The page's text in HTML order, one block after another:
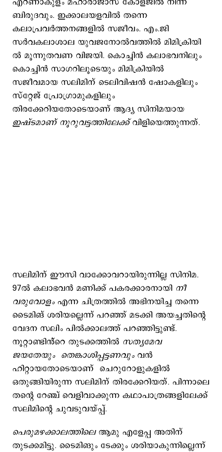
ബിരുദവും. ഇക്കാലയളവിൽ തന്നെ
കലാപ്രവർത്തനങ്ങളിൽ സജീവം. എം.ജി
സർവകലാശാല യുവജനോൽവത്തിൽ മി​​മിക്രി​​യി​​
ൽ മൂന്നുതവണ വിജയി. കൊച്ചിൻ കലാഭവനിലും
കൊച്ചിൻ സാഗറിലൂടെയും മിമിക്രിയിൽ
സജീവമായ സലിമിന് ടെലിവിഷൻ ഷോകളിലും
സ്റ്റേജ് പ്രോഗ്രാമുകളിലും
തിരക്കേറിയതോടെയാണ് ആദ്യ സിനിമയായ
ഇഷ്ടമാണ് നൂറുവട്ടത്തിലേക്ക്വിളിയെത്തുന്നത്.
സലിമിന് ഈസി വാക്കോവറായിരുന്നില്ല സിനിമ.
97ൽ കലാഭവൻ മണിക്ക് പകരക്കാരനായി നീ
വരുവോളംഎന്ന ചിത്രത്തിൽ അഭിനയിച്ച തന്നെ
ടൈമിങ് ശരിയല്ലെന്ന് പറഞ്ഞ് മടക്കി അയച്ചതിന്റെ
വേദന സലിം പിൽക്കാലത്ത് പറഞ്ഞിട്ടുണ്ട്.
നൂറ്റാണ്ടിൻ്റെ തുടക്കത്തിൽ സത്യമേവ
ജയതേയും തെങ്കാശിപ്പട്ടണവുംവൻ
ഹിറ്റായതോടെയാണ് ചെറുറോളുകളിൽ
ഒതുങ്ങിയിരുന്ന സലിമിന് തിരക്കേറിയത്. പിന്നാലെ
തന്റെ റേഞ്ച് വെളിവാക്കുന്ന കഥാപാത്രങ്ങളിലേക്ക്
സലിമിന്റെ ചുവടുവയ്പ്പ്.
പെരുമഴക്കാലത്തിലെആമു എളേപ്പ അതിന്
തുടക്കമിട്ടു. ടൈമിങും ടേക്കും ശരിയാകുന്നില്ലെന്ന്